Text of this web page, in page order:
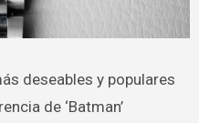
deseables y populares
de ‘Batman’